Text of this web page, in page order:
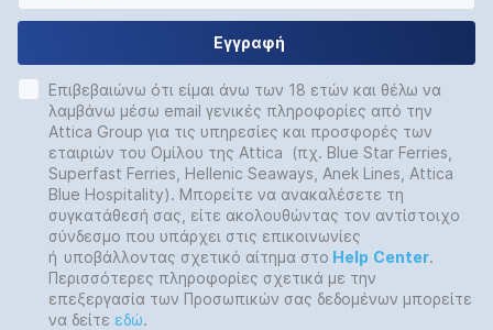
Εγγραφή
Επιβεβαιώνω ότι είμαι άνω των 18 ετών και θέλω να
λαμβάνω μέσω email γενικές πληροφορίες από την
Attica Group για τις υπηρεσίες και προσφορές των
εταιριών του Ομίλου της Attica (πχ. Blue Star Ferries,
Superfast Ferries, Hellenic Seaways, Anek Lines, Attica
Blue Hospitality). Μπορείτε να ανακαλέσετε τη
συγκατάθεσή σας, είτε ακολουθώντας τον αντίστοιχο
σύνδεσμο που υπάρχει στις επικοινωνίες
ή υποβάλλοντας σχετικό αίτημα στο Help Center.
Περισσότερες πληροφορίες σχετικά με την
επεξεργασία των Προσωπικών σας δεδομένων μπορείτε
να δείτε εδώ.